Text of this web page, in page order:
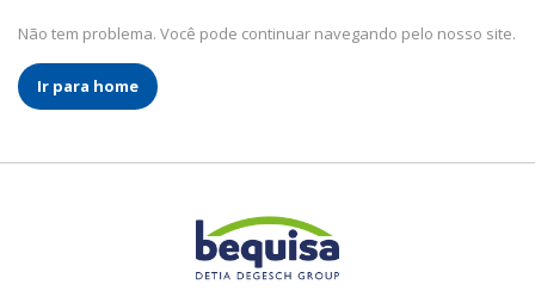
Não tem problema. Você pode continuar navegando pelo nosso site.
Ir para home